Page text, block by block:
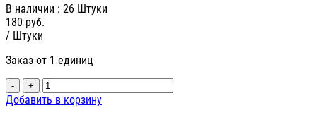
В наличии : 26 Штуки
180 руб.
/ Штуки
Заказ от 1 единиц
- +
Добавить в корзину